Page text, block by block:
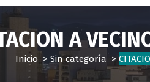
A
Inicio> Sin categoría >